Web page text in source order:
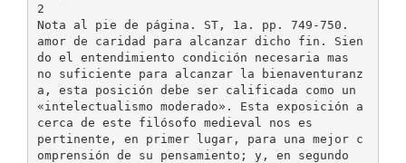
2
Nota al pie de página. ST, 1a. pp. 749-750.
amor de caridad para alcanzar dicho fin. Sien
do el entendimiento condición necesaria mas
no suficiente para alcanzar la bienaventuranz
a, esta posición debe ser calificada como un
«intelectualismo moderado». Esta exposición a
cerca de este filósofo medieval nos es
pertinente, en primer lugar, para una mejor c
omprensión de su pensamiento; y, en segundo